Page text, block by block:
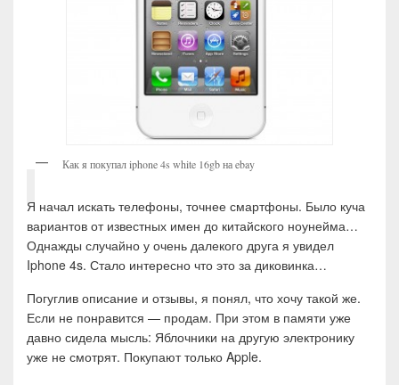
Как я покупал iphone 4s white 16gb на ebay
Я начал искать телефоны, точнее смартфоны. Было куча
вариантов от известных имен до китайского ноунейма…
Однажды случайно у очень далекого друга я увидел
Iphone 4s. Стало интересно что это за диковинка…
Погуглив описание и отзывы, я понял, что хочу такой же.
Если не понравится — продам. При этом в памяти уже
давно сидела мысль: Яблочники на другую электронику
уже не смотрят. Покупают только Apple.